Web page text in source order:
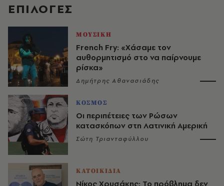
EΠΙΛΟΓΈΣ
ΜΟΥΣΙΚΗ
French Fry: «Χάσαμε τον
αυθορμητισμό στο να παίρνουμε
ρίσκα»
Δημήτρης Αθανασιάδης
ΚΟΣΜΟΣ
Οι περιπέτειες των Ρώσων
κατασκόπων στη Λατινική Αμερική
Σώτη Τριανταφύλλου
ΚΑΤΟΙΚΙΔΙΑ
Νίκος Χρυσάκης: Το πρόβλημα δεν